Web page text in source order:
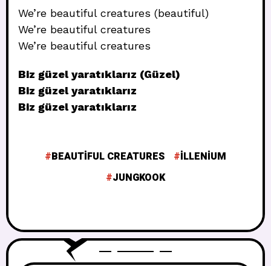
We’re beautiful creatures (beautiful)
We’re beautiful creatures
We’re beautiful creatures
Biz güzel yaratıklarız (Güzel)
Biz güzel yaratıklarız
Biz güzel yaratıklarız
BEAUTIFUL CREATURES
ILLENIUM
JUNGKOOK